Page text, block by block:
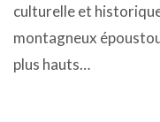
culturelle et
montagneux
plus hauts…